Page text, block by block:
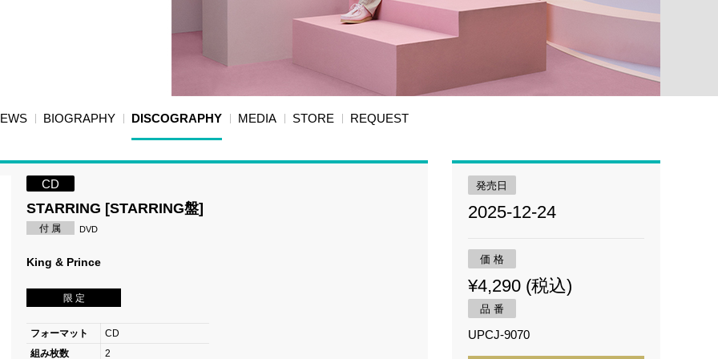
BIOGRAPHY DISCOGRAPHY MEDIA STORE REQUEST
CD
STARRING [STARRING盤]
付 属 DVD
King & Prince
限 定
フォーマット
CD
組み枚数
2
発売日
2025-12-24
価 格
¥4,290 (税込)
品 番
UPCJ-9070